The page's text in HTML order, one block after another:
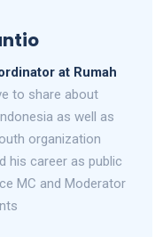
at Rumah
to share about
as well as
organization
his career as public
MC and Moderator